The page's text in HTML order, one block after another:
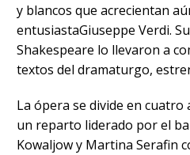
y blancos que acrecientan
entusiastaGiuseppe Verdi.
Shakespeare lo llevaron a
textos del dramaturgo,
La ópera se divide en cuatro
un reparto liderado por el
Kowaljow y Martina Serafin